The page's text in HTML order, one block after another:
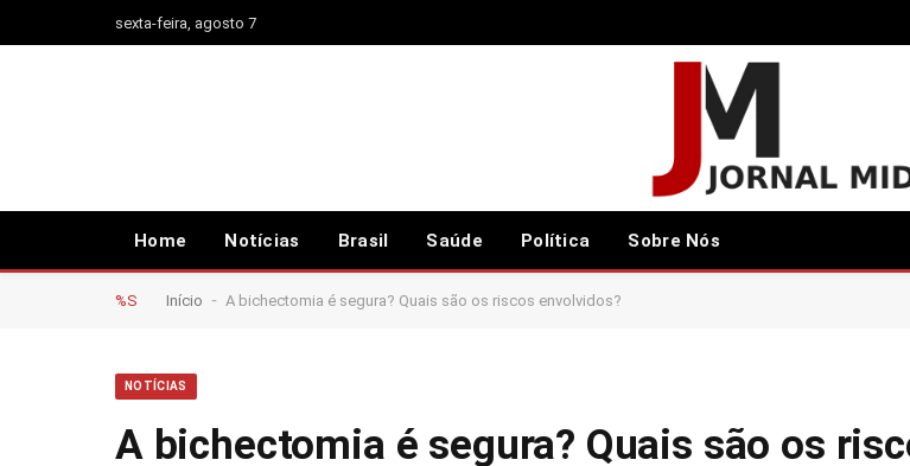
sexta-feira, agosto 7
Home Notícias Brasil Saúde Política Sobre Nós
%S Início - A bichectomia é segura? Quais são os riscos envolvidos?
NOTÍCIAS
A bichectomia é segura? Quais são os